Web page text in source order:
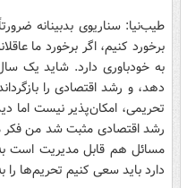
طیب‌نیا: سناریوی بدبینانه
برخورد کنیم، اگر برخورد ما
به خودباوری دارد. شاید یک
دهد، و رشد اقتصادی را
رشد اقتصادی مثبت شد من فکر
مسائل هم قابل مدیریت است
دارد باید سعی کنیم تحریم‌ها را